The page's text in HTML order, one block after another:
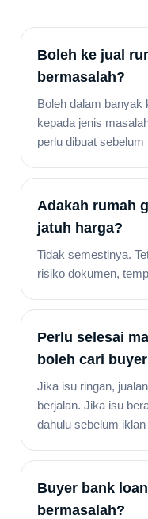
Boleh ke jual
bermasalah?
Boleh dalam banyak
kepada jenis
perlu dibuat
Adakah rumah
jatuh harga?
Tidak semestinya.
risiko dokumen,
Perlu selesai
boleh cari
Jika isu ringan,
berjalan. Jika isu
dahulu sebelum
Buyer bank
bermasalah?